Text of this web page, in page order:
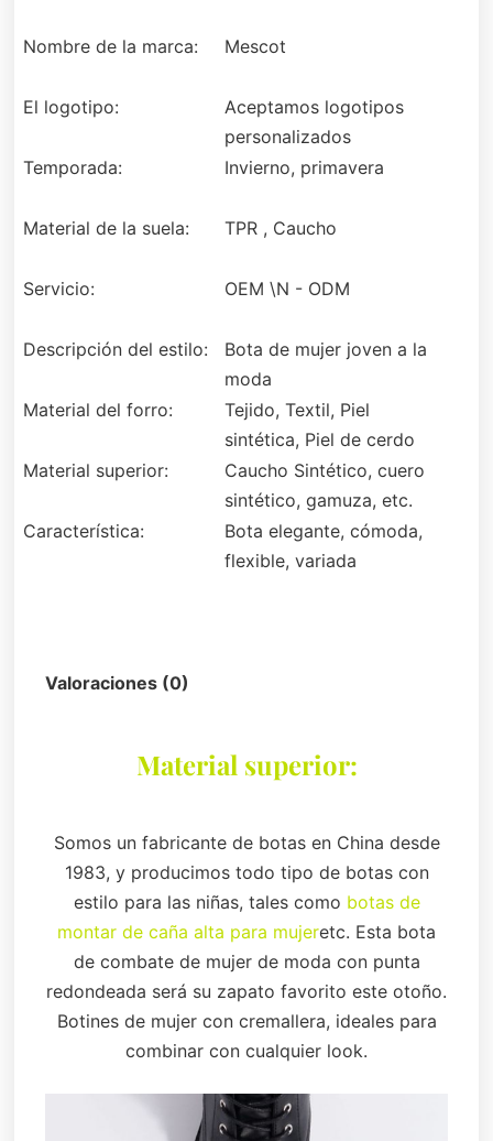
Nombre de la marca: Mescot
El logotipo:
Aceptamos logotipos
personalizados
Temporada:
Invierno, primavera
Material de la suela: TPR , Caucho
Servicio: OEM \N - ODM
Descripción del estilo:
Bota de mujer joven a la
moda
Material del forro:
Tejido, Textil, Piel
sintética, Piel de cerdo
Material superior:
Caucho Sintético, cuero
sintético, gamuza, etc.
Característica:
Bota elegante, cómoda,
flexible, variada
Valoraciones (0)
Material superior:
Somos un fabricante de botas en China desde
1983, y producimos todo tipo de botas con
estilo para las niñas, tales como botas de
montar de caña alta para mujeretc. Esta bota
de combate de mujer de moda con punta
redondeada será su zapato favorito este otoño.
Botines de mujer con cremallera, ideales para
combinar con cualquier look.